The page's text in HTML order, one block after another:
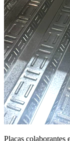
Placas colaborantes